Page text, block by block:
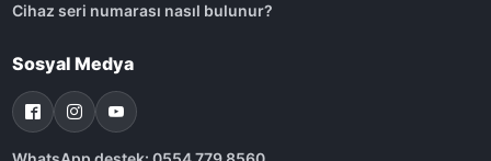
Cihaz seri numarası nasıl bulunur?
Sosyal Medya